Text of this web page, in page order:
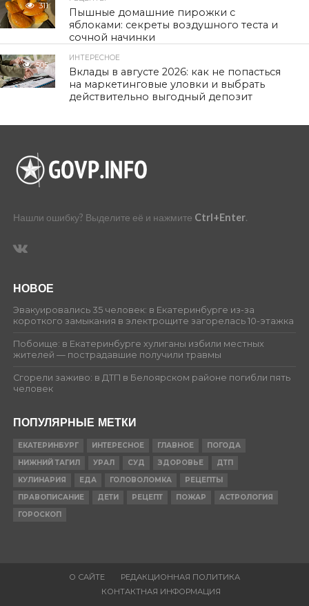
311
Пышные домашние пирожки с
яблоками: секреты воздушного теста и
сочной начинки
505
ИНТЕРЕСНОЕ
Вклады в августе 2026: как не попасться
на маркетинговые уловки и выбрать
действительно выгодный депозит
Нашли ошибку? Выделите её и нажмите Ctrl+Enter.
НОВОЕ
Эвакуировались 35 человек: в Екатеринбурге из-за
короткого замыкания в электрощите загорелась 10-этажка
Побоище: в Екатеринбурге хулиганы избили местных
жителей — пострадавшие получили травмы
Сгорели заживо: в ДТП в Белоярском районе погибли пять
человек
ПОПУЛЯРНЫЕ МЕТКИ
ЕКАТЕРИНБУРГ ИНТЕРЕСНОЕ ГЛАВНОЕ
ПОГОДА
НИЖНИЙ ТАГИЛ
УРАЛ СУД ЗДОРОВЬЕ
ДТП
КУЛИНАРИЯ
ЕДА ГОЛОВОЛОМКА
РЕЦЕПТЫ
ПРАВОПИСАНИЕ
ДЕТИ РЕЦЕПТ ПОЖАР
АСТРОЛОГИЯ
ГОРОСКОП
О САЙТЕ
РЕДАКЦИОННАЯ ПОЛИТИКА
КОНТАКТНАЯ ИНФОРМАЦИЯ